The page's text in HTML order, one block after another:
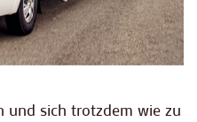
und sich trotzdem wie zu